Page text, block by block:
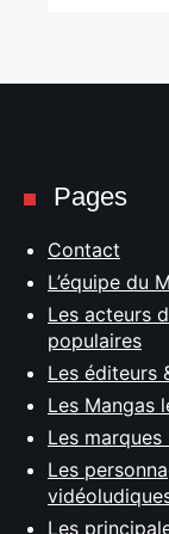
Pages
Contact
L’équipe du
Les acteurs
populaires
Les éditeurs
Les Mangas
Les
Les
Les